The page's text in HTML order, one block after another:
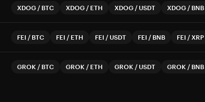
XDOG / BTC XDOG / ETH XDOG / USDT XDOG / BNB
FEI / BTC FEI / ETH FEI / USDT FEI / BNB FEI / XRP
GROK / BTC GROK / ETH GROK / USDT GROK / BNB